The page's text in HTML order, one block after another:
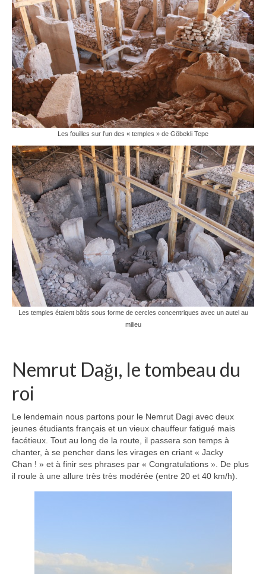
Les fouilles sur l’un des « temples » de Göbekli Tepe
Les temples étaient bâtis sous forme de cercles concentriques avec un autel au
milieu
Nemrut Dağı, le tombeau du
roi
Le lendemain nous partons pour le Nemrut Dagi avec deux
jeunes étudiants français et un vieux chauffeur fatigué mais
facétieux. Tout au long de la route, il passera son temps à
chanter, à se pencher dans les virages en criant « Jacky
Chan ! » et à finir ses phrases par « Congratulations ». De plus
il roule à une allure très très modérée (entre 20 et 40 km/h).